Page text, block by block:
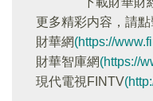
更多精彩内容，請點
財華網(https://
財華智庫網(https://
現代電視FINTV